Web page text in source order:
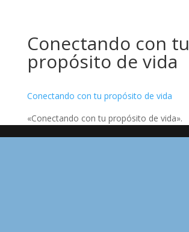
Conectando con tu
propósito de vida
Conectando con tu propósito de vida
«Conectando con tu propósito de vida».